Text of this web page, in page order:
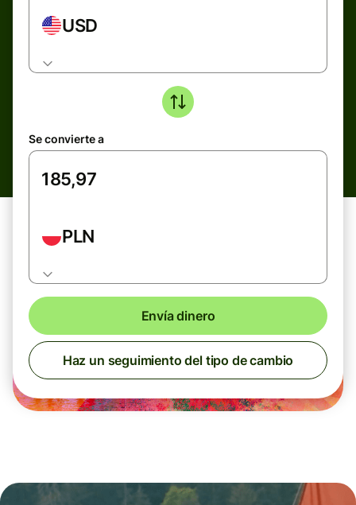
USD
Se convierte a
PLN
Envía dinero
Haz un seguimiento del tipo de cambio